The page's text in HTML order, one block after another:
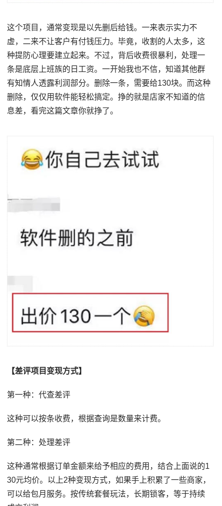
这个项目，通常变现是以先删后给钱。一来表示实力不
虚，二来不让客户有付钱压力。毕竟，收割的人太多，这
种提防心理要建立起来。不过，背后收费很暴利，处理一
条是底层上班族的日工资。一开始我也不信，知道其他群
有知情人透露利润部分。删除一条，需要给130块。而这种
删除，仅仅用软件能轻松搞定。挣的就是店家不知道的信
息差，看完这篇文章你就挣了。
【差评项目变现方式】
第一种：代查差评
这种可以按条收费，根据查询是数量来计费。
第二种：处理差评
这种通常根据订单金额来给予相应的费用，结合上面说的1
30元均价。以上2种变现方式，如果手上积累了一些商家，
可以给包月服务。按传统套餐玩法，长期锁客，等于持续